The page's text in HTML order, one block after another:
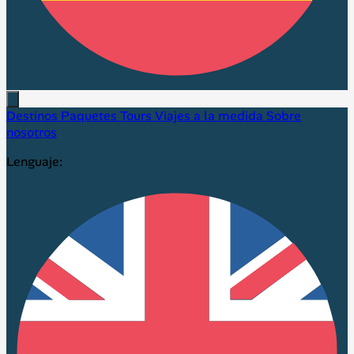
Destinos Paquetes Tours Viajes a la medida Sobre
nosotros
Lenguaje: